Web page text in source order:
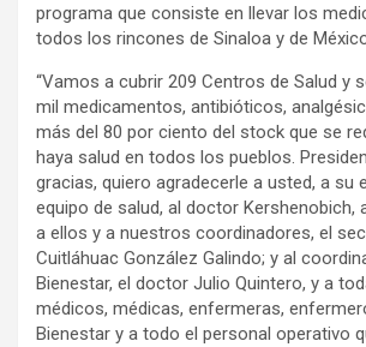
programa que consiste en llevar los
todos los rincones de Sinaloa y de
“Vamos a cubrir 209 Centros de Salud y
mil medicamentos, antibióticos,
más del 80 por ciento del stock que se
haya salud en todos los pueblos.
gracias, quiero agradecerle a usted, a su
equipo de salud, al doctor Kershenobich,
a ellos y a nuestros coordinadores, el
Cuitláhuac González Galindo; y al
Bienestar, el doctor Julio Quintero, y a
médicos, médicas, enfermeras,
Bienestar y a todo el personal operativo